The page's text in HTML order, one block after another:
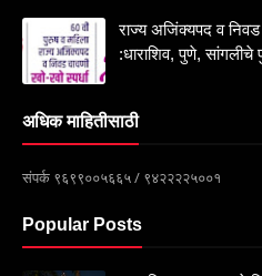
राज्य अजिंक्यपद व
:धाराशिव, पुणे, सांगलीचे
अधिक माहितीसाठी
संपर्क ९६९९००५६६५ / ९४२२२२५००१
Popular Posts